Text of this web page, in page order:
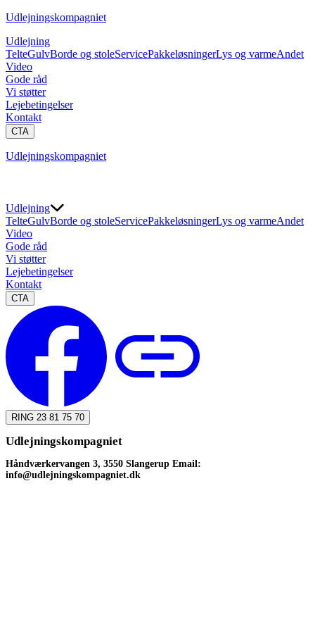
Udlejningskompagniet
Udlejning
TelteGulvBorde og stoleServicePakkeløsningerLys og varmeAndet
Video
Gode råd
Vi støtter
Lejebetingelser
Kontakt
CTA
Udlejningskompagniet
Udlejning
TelteGulvBorde og stoleServicePakkeløsningerLys og varmeAndet
Video
Gode råd
Vi støtter
Lejebetingelser
Kontakt
CTA
RING 23 81 75 70
Udlejningskompagniet
Håndværkervangen 3, 3550 Slangerup Email:
info@udlejningskompagniet.dk